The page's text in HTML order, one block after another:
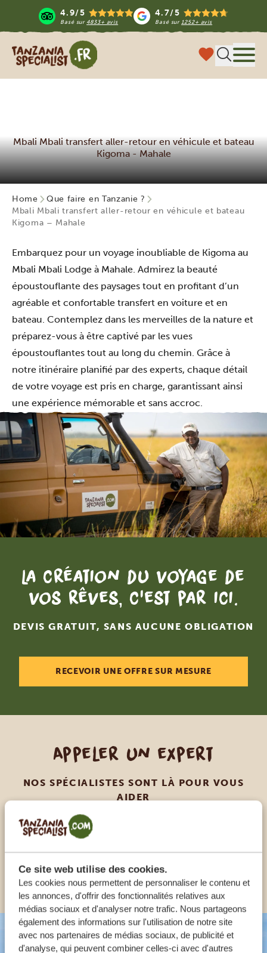
Ce site web utilise des cookies.
Les cookies nous permettent de personnaliser le contenu et
les annonces, d'offrir des fonctionnalités relatives aux
médias sociaux et d'analyser notre trafic. Nous partageons
également des informations sur l'utilisation de notre site
avec nos partenaires de médias sociaux, de publicité et
d'analyse, qui peuvent combiner celles-ci avec d'autres
4.9/5
Basé sur 4833+ avis
4.7/5
Basé sur1252+ avis
Tanzania Specialist
Mbali Mbali transfert aller-retour en véhicule et bateau
Kigoma - Mahale
Home
Que faire en Tanzanie ?
Mbali Mbali transfert aller-retour en véhicule et bateau
Kigoma – Mahale
Embarquez pour un voyage inoubliable de Kigoma au
Mbali Mbali Lodge à Mahale. Admirez la beauté
époustouflante des paysages tout en profitant d’un
agréable et confortable transfert en voiture et en
bateau. Contemplez dans les merveilles de la nature et
préparez-vous à être captivé par les vues
époustouflantes tout au long du chemin. Grâce à
notre itinéraire planifié par des experts, chaque détail
de votre voyage est pris en charge, garantissant ainsi
une expérience mémorable et sans accroc.
La création du voyage de
vos rêves, c'est par ici.
DEVIS GRATUIT, SANS AUCUNE OBLIGATION
RECEVOIR UNE OFFRE SUR MESURE
Appeler un expert
NOS SPÉCIALISTES SONT LÀ POUR VOUS
AIDER
AUTRES PAYS